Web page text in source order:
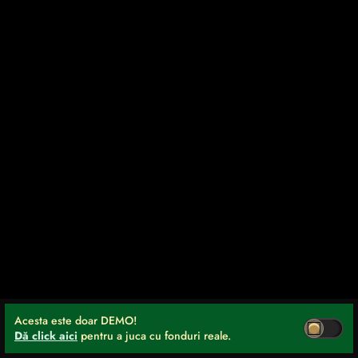
Acesta este doar DEMO!
Dă click aici pentru a juca cu fonduri reale.